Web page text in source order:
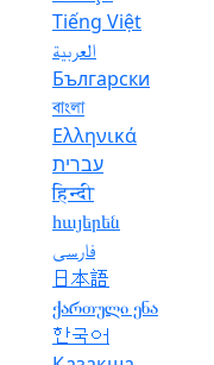
Tiếng Việt
العربية
Български
বাংলা
Ελληνικά
עברית
हिन्दी
հայերեն
فارسی
日本語
ქართული ენა
한국어